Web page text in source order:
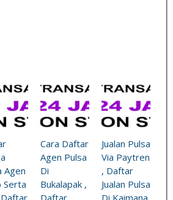
Agen
Serta
Cara Daftar
Agen Pulsa
Di
Bukalapak ,
Jualan Pulsa
Via Paytren
, Daftar
Jualan Pulsa